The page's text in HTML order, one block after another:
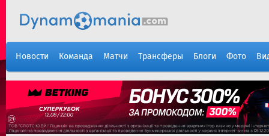
Новости Команда Матчи Трансферы Блоги Фото